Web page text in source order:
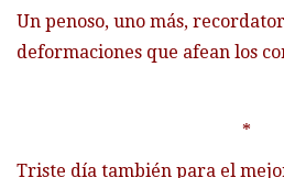
Un penoso, uno más,
deformaciones que afean los
*
Triste día también para el